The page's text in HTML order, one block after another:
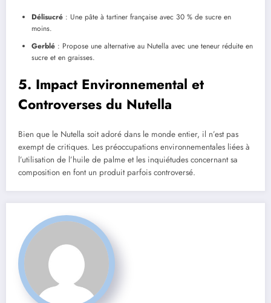
Délisucré : Une pâte à tartiner française avec 30 % de sucre en
moins.
Gerblé : Propose une alternative au Nutella avec une teneur réduite en
sucre et en graisses.
5. Impact Environnemental et
Controverses du Nutella
Bien que le Nutella soit adoré dans le monde entier, il n’est pas
exempt de critiques. Les préoccupations environnementales liées à
l’utilisation de l’huile de palme et les inquiétudes concernant sa
composition en font un produit parfois controversé.